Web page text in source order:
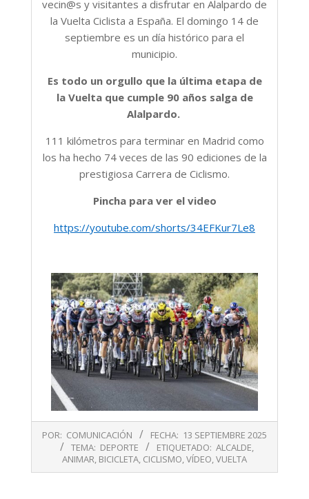
vecin@s y visitantes a disfrutar en Alalpardo de
la Vuelta Ciclista a España. El domingo 14 de
septiembre es un día histórico para el
municipio.
Es todo un orgullo que la última etapa de
la Vuelta que cumple 90 años salga de
Alalpardo.
111 kilómetros para terminar en Madrid como
los ha hecho 74 veces de las 90 ediciones de la
prestigiosa Carrera de Ciclismo.
Pincha para ver el video
https://youtube.com/shorts/34EFKur7Le8
09-
POR: COMUNICACIÓN FECHA: 13 SEPTIEMBRE 2025
TEMA: DEPORTE ETIQUETADO: ALCALDE,
ANIMAR, BICICLETA, CICLISMO,VÍDEO,VUELTA